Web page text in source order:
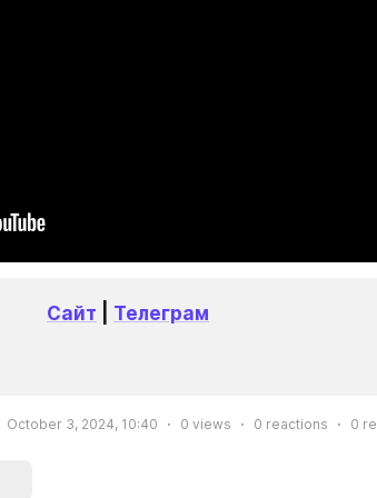
Сайт Телеграм
October 3, 2024, 10:40 0 views 0 reactions 0